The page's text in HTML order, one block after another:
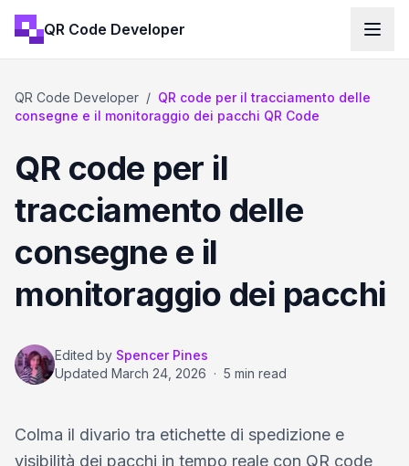
QR Code Developer
QR Code Developer / QR code per il tracciamento delle
consegne e il monitoraggio dei pacchi QR Code
QR code per il
tracciamento delle
consegne e il
monitoraggio dei pacchi
Edited by Spencer Pines
Updated March 24, 2026 · 5 min read
Colma il divario tra etichette di spedizione e
visibilità dei pacchi in tempo reale con QR code